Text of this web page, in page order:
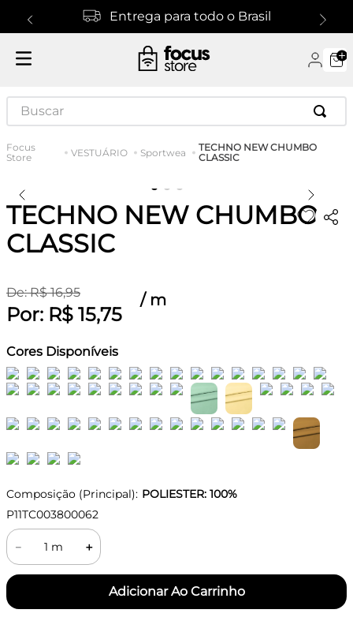
Entrega para todo o Brasil
Buscar
VESTUÁRIO Sportwea
TECHNO NEW CHUMBO
CLASSIC
TECHNO NEW CHUMBO
CLASSIC
De:R$ 16,95
Por: R$ 15,75
/ m
Cores Disponíveis
Composição (Principal): POLIESTER: 100%
P11TC003800062
＋
－